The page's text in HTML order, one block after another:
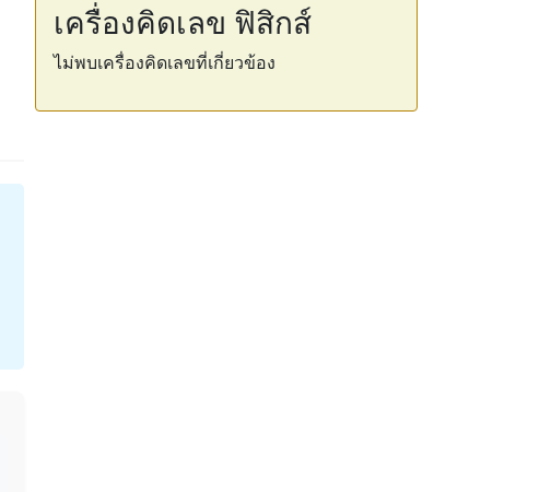
เครื่องคิดเลข ฟิสิกส์
ไม่พบเครื่องคิดเลขที่เกี่ยวข้อง